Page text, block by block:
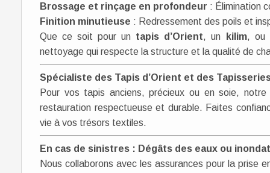
Brossage et rinçage en profondeur : Élimination
Finition minutieuse : Redressement des poils et
Que ce soit pour un tapis d’Orient, un kilim, ou
nettoyage qui respecte la structure et la qualité de
Spécialiste des Tapis d’Orient et des
Pour vos tapis anciens, précieux ou en soie,
restauration respectueuse et durable. Faites
vie à vos trésors textiles.
En cas de sinistres : Dégâts des eaux ou
Nous collaborons avec les assurances pour la prise